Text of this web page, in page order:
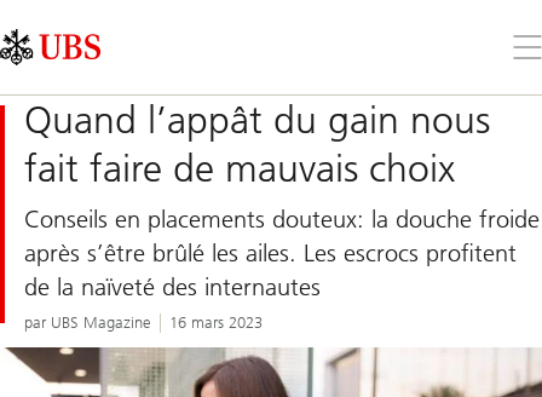
Links
Area
le
Quand l’appât du gain nous
fait faire de mauvais choix
Conseils en placements douteux: la douche froide
après s’être brûlé les ailes. Les escrocs profitent
de la naïveté des internautes
par UBS Magazine 16 mars 2023